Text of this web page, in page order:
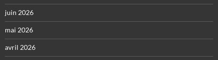
juin 2026
mai 2026
avril 2026